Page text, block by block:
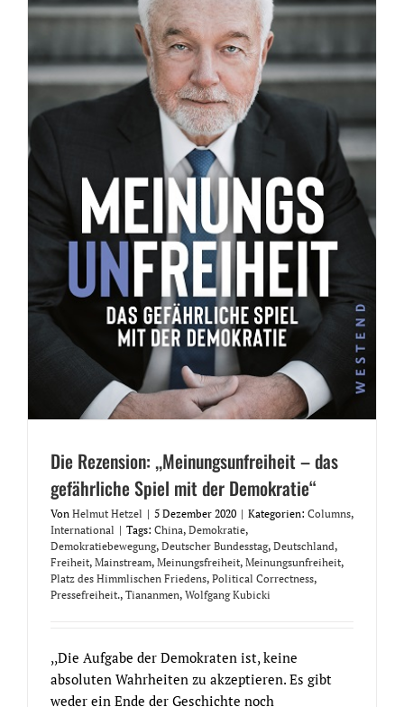
Die Rezension: ,,Meinungsunfreiheit – das
gefährliche Spiel mit der Demokratie“
Von Helmut Hetzel | 5 Dezember 2020 | Kategorien: Columns,
International | Tags: China, Demokratie,
Demokratiebewegung, Deutscher Bundesstag, Deutschland,
Freiheit, Mainstream, Meinungsfreiheit, Meinungsunfreiheit,
Platz des Himmlischen Friedens, Political Correctness,
Pressefreiheit., Tiananmen, Wolfgang Kubicki
,,Die Aufgabe der Demokraten ist, keine
absoluten Wahrheiten zu akzeptieren. Es gibt
weder ein Ende der Geschichte noch